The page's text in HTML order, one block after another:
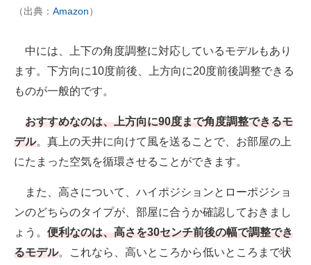
（出典： Amazon）
中には、上下の角度調整に対応しているモデルもあり
ます。下方向に10度前後、上方向に20度前後調整できる
ものが一般的です。
おすすめなのは、上方向に90度まで角度調整できるモ
デル。真上の天井に向けて風を送ることで、お部屋の上
にたまった空気を循環させることができます。
また、高さについて、ハイポジションとローポジショ
ンのどちらのタイプが、部屋に合うか確認しておきまし
ょう。 便利なのは、高さを30センチ前後の幅で調整でき
るモデル。これなら、高いところから低いところまで状